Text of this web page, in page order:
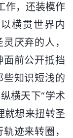
作，还装模作
横贯世界内
厌弃的人，
前公开抵挡
知识短浅的
横天下“学术
就想来扭转圣
迹来转圈，